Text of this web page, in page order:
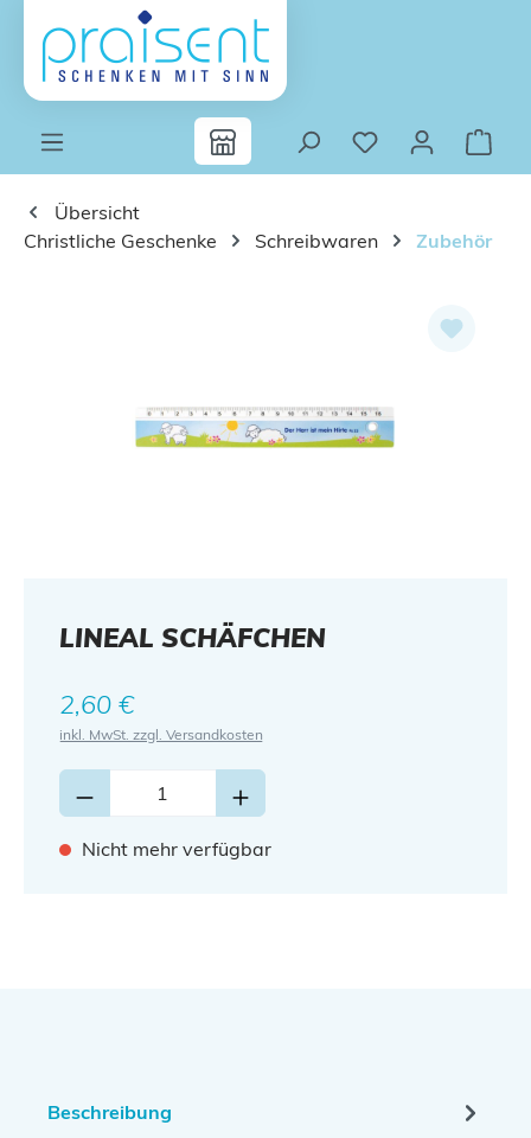
Zum Hauptinhalt springen
Übersicht
Christliche Geschenke
Schreibwaren Zubehör
LINEAL SCHÄFCHEN
Regulärer Preis:
2,60 €
inkl. MwSt. zzgl. Versandkosten
Nicht mehr verfügbar
Beschreibung